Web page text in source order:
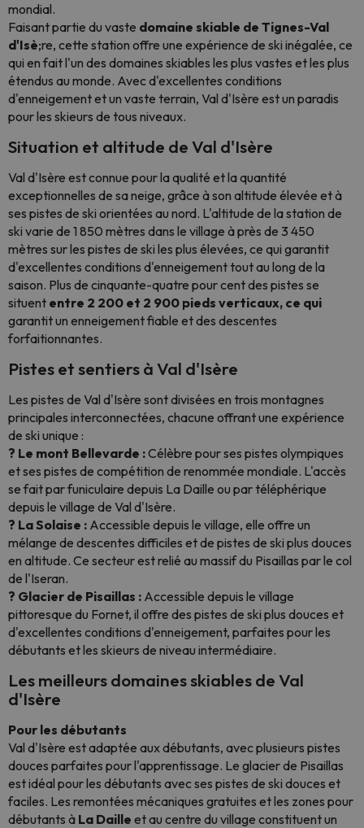
mondial.
Faisant partie du vaste domaine skiable de Tignes-Val
d'Isè;re, cette station offre une expérience de ski inégalée, ce
qui en fait l'un des domaines skiables les plus vastes et les plus
étendus au monde. Avec d'excellentes conditions
d'enneigement et un vaste terrain, Val d'Isère est un paradis
pour les skieurs de tous niveaux.
Situation et altitude de Val d'Isère
Val d'Isère est connue pour la qualité et la quantité
exceptionnelles de sa neige, grâce à son altitude élevée et à
ses pistes de ski orientées au nord. L'altitude de la station de
ski varie de 1 850 mètres dans le village à près de 3 450
mètres sur les pistes de ski les plus élevées, ce qui garantit
d'excellentes conditions d'enneigement tout au long de la
saison. Plus de cinquante-quatre pour cent des pistes se
situent entre 2 200 et 2 900 pieds verticaux, ce qui
garantit un enneigement fiable et des descentes
forfaitionnantes.
Pistes et sentiers à Val d'Isère
Les pistes de Val d'Isère sont divisées en trois montagnes
principales interconnectées, chacune offrant une expérience
de ski unique :
? Le mont Bellevarde :Célèbre pour ses pistes olympiques
et ses pistes de compétition de renommée mondiale. L'accès
se fait par funiculaire depuis La Daille ou par téléphérique
depuis le village de Val d'Isère.
? La Solaise : Accessible depuis le village, elle offre un
mélange de descentes difficiles et de pistes de ski plus douces
en altitude. Ce secteur est relié au massif du Pisaillas par le col
de l'Iseran.
? Glacier de Pisaillas : Accessible depuis le village
pittoresque du Fornet, il offre des pistes de ski plus douces et
d'excellentes conditions d'enneigement, parfaites pour les
débutants et les skieurs de niveau intermédiaire.
Les meilleurs domaines skiables de Val
d'Isère
Pour les débutants
Val d'Isère est adaptée aux débutants, avec plusieurs pistes
douces parfaites pour l'apprentissage. Le glacier de Pisaillas
est idéal pour les débutants avec ses pistes de ski douces et
faciles. Les remontées mécaniques gratuites et les zones pour
débutants à La Daille et au centre du village constituent un